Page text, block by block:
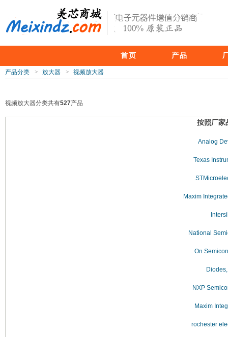
首页 产品
产品分类 > 放大器 > 视频放大器
视频放大器分类共有527产品
按照厂家
Analog
Texas
Maxim
National
On
NXP
Maxim
rochester